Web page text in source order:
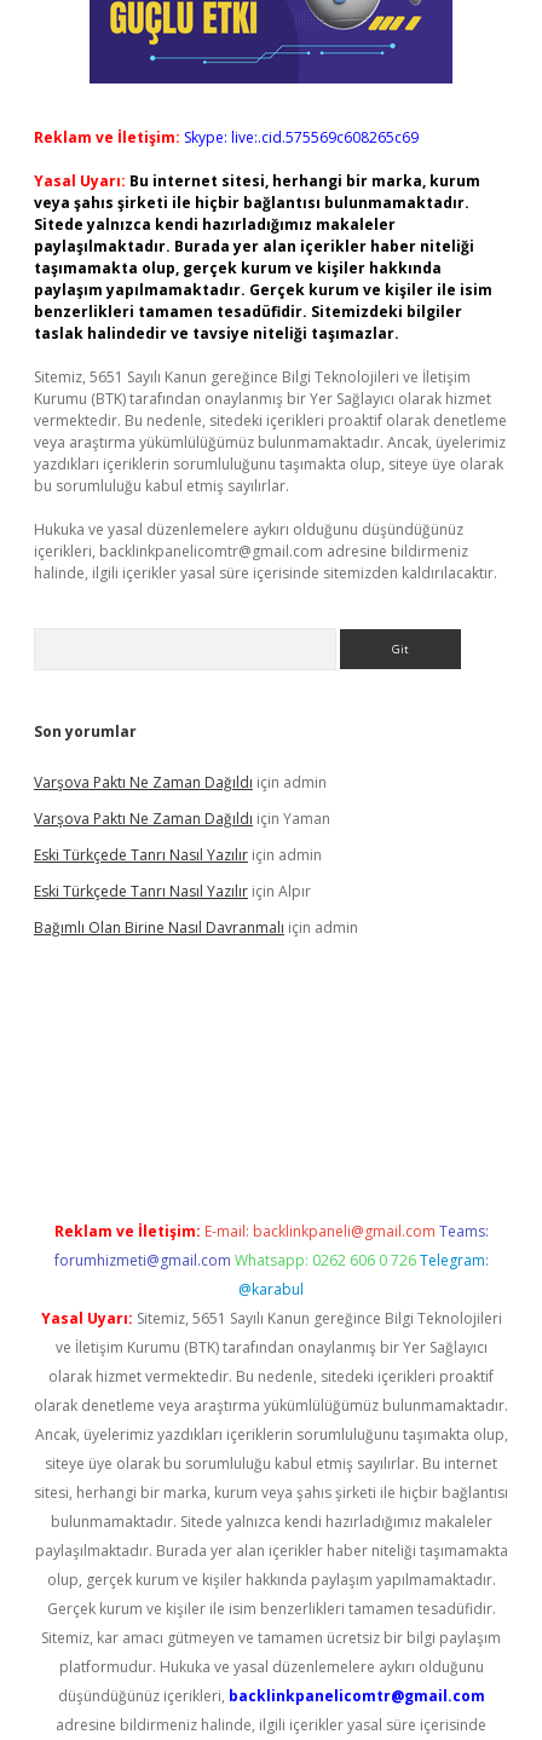
Reklam ve İletişim: Skype: live:.cid.575569c608265c69
Yasal Uyarı: Bu internet sitesi, herhangi bir marka, kurum
veya şahıs şirketi ile hiçbir bağlantısı bulunmamaktadır.
Sitede yalnızca kendi hazırladığımız makaleler
paylaşılmaktadır. Burada yer alan içerikler haber niteliği
taşımamakta olup, gerçek kurum ve kişiler hakkında
paylaşım yapılmamaktadır. Gerçek kurum ve kişiler ile isim
benzerlikleri tamamen tesadüfidir. Sitemizdeki bilgiler
taslak halindedir ve tavsiye niteliği taşımazlar.
Sitemiz, 5651 Sayılı Kanun gereğince Bilgi Teknolojileri ve İletişim
Kurumu (BTK) tarafından onaylanmış bir Yer Sağlayıcı olarak hizmet
vermektedir. Bu nedenle, sitedeki içerikleri proaktif olarak denetleme
veya araştırma yükümlülüğümüz bulunmamaktadır. Ancak, üyelerimiz
yazdıkları içeriklerin sorumluluğunu taşımakta olup, siteye üye olarak
bu sorumluluğu kabul etmiş sayılırlar.
Hukuka ve yasal düzenlemelere aykırı olduğunu düşündüğünüz
içerikleri, backlinkpanelicomtr@gmail.com adresine bildirmeniz
halinde, ilgili içerikler yasal süre içerisinde sitemizden kaldırılacaktır.
Son yorumlar
Varşova Paktı Ne Zaman Dağıldı için admin
Varşova Paktı Ne Zaman Dağıldı için Yaman
Eski Türkçede Tanrı Nasıl Yazılır için admin
Eski Türkçede Tanrı Nasıl Yazılır için Alpır
Bağımlı Olan Birine Nasıl Davranmalı için admin
Reklam ve İletişim: E-mail: backlinkpaneli@gmail.com Teams:
forumhizmeti@gmail.com Whatsapp: 0262 606 0 726 Telegram:
@karabul
Yasal Uyarı: Sitemiz, 5651 Sayılı Kanun gereğince Bilgi Teknolojileri
ve İletişim Kurumu (BTK) tarafından onaylanmış bir Yer Sağlayıcı
olarak hizmet vermektedir. Bu nedenle, sitedeki içerikleri proaktif
olarak denetleme veya araştırma yükümlülüğümüz bulunmamaktadır.
Ancak, üyelerimiz yazdıkları içeriklerin sorumluluğunu taşımakta olup,
siteye üye olarak bu sorumluluğu kabul etmiş sayılırlar. Bu internet
sitesi, herhangi bir marka, kurum veya şahıs şirketi ile hiçbir bağlantısı
bulunmamaktadır. Sitede yalnızca kendi hazırladığımız makaleler
paylaşılmaktadır. Burada yer alan içerikler haber niteliği taşımamakta
olup, gerçek kurum ve kişiler hakkında paylaşım yapılmamaktadır.
Gerçek kurum ve kişiler ile isim benzerlikleri tamamen tesadüfidir.
Sitemiz, kar amacı gütmeyen ve tamamen ücretsiz bir bilgi paylaşım
platformudur. Hukuka ve yasal düzenlemelere aykırı olduğunu
düşündüğünüz içerikleri, backlinkpanelicomtr@gmail.com
adresine bildirmeniz halinde, ilgili içerikler yasal süre içerisinde